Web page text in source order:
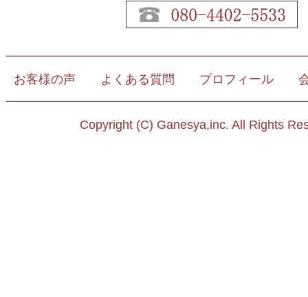
お客様の声 よくある質問 プロフィール
Copyright (C) Ganesya,inc. All Rights